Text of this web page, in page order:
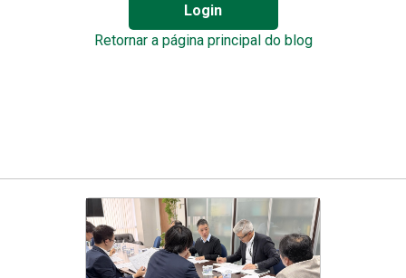
Login
Retornar a página principal do blog